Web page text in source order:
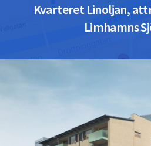
Kvarteret Linoljan,
Limhamns